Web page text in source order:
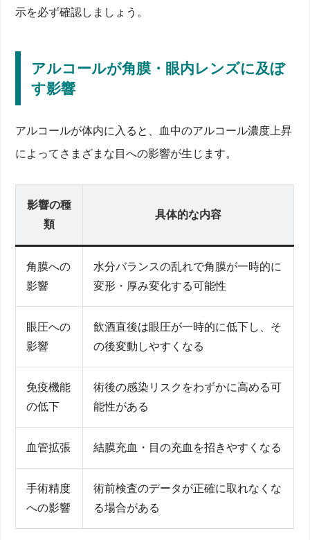
示を必ず確認しましょう。
アルコールが角膜・眼内レンズに及ぼ
す影響
アルコールが体内に入ると、血中のアルコール濃度上昇
によってさまざまな目への影響が生じます。
影響の種
類
具体的な内容
角膜への
影響
水分バランスの乱れで角膜が一時的に
変形・厚み変化する可能性
眼圧への
影響
飲酒直後は眼圧が一時的に低下し、そ
の後変動しやすくなる
免疫機能
の低下
術後の感染リスクをわずかに高める可
能性がある
血管拡張 結膜充血・目の充血を招きやすくなる
手術精度
への影響
術前検査のデータが正確に取れなくな
る場合がある